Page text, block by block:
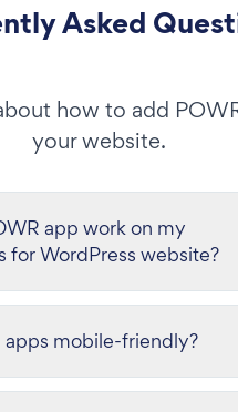
Asked
how to add
your website.
app work on my
for WordPress website?
apps mobile-friendly?